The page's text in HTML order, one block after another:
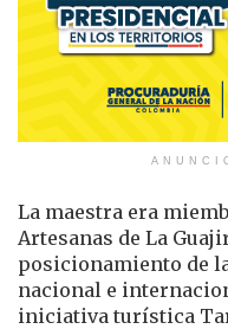
La maestra era
Artesanas de La
posicionamiento de
nacional e
iniciativa turística